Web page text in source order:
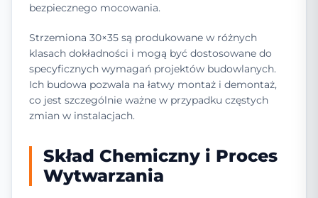
bezpiecznego mocowania.
Strzemiona 30×35 są produkowane w różnych
klasach dokładności i mogą być dostosowane do
specyficznych wymagań projektów budowlanych.
Ich budowa pozwala na łatwy montaż i demontaż,
co jest szczególnie ważne w przypadku częstych
zmian w instalacjach.
Skład Chemiczny i Proces
Wytwarzania